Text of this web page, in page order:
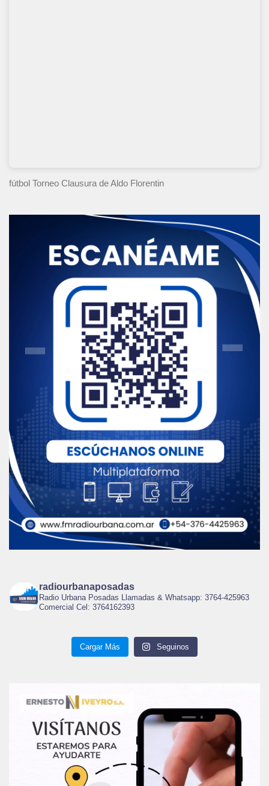
fútbol Torneo Clausura de Aldo Florentin
radiourbanaposadas
Radio Urbana Posadas Llamadas & Whatsapp: 3764-425963
Comercial Cel: 3764162393
Cargar Más Seguinos